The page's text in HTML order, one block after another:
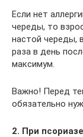
Если нет
череды, то
настой череды,
раза в день
максимум.
Важно! Перед
обязательно
2. При